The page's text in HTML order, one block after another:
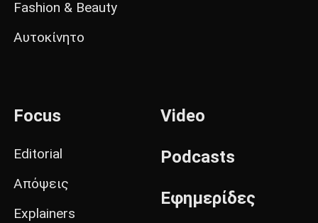
Fashion & Beauty
Αυτοκίνητο
Focus
Editorial
Απόψεις
Explainers
Video
Podcasts
Εφημερίδες